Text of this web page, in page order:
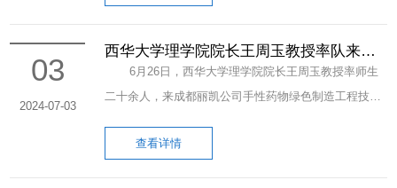
肯定和鼓励。我们希望把全员安全生产责任意识传递给
天府新区智能制造局分管负责同志表示，成都丽凯手
性技术有限公司作为省级专精特新中小企业，其市场定
府新区将一如既往支持成都丽凯向“小巨人”企业方向加
快发展。 刘斌研究员表示，成都丽凯手性有限公
和实力，激励我们不断向“专精特新小巨人”的发展目标
迈进。 公司将继续秉承“创新、绿色、共享”的发展
理念，致力于创造手性技术更多更好的工业应用场景，
03
2024-07-03
西华大学理学院院长王周玉教授率队来成
都丽凯公司科研交流
6月26日，西华大学理学院院长王周玉教授率师生
二十余人，来成都丽凯公司手性药物绿色制造工程技术
新进行了热烈研讨。 成都丽凯公司市场部总监、
查看详情